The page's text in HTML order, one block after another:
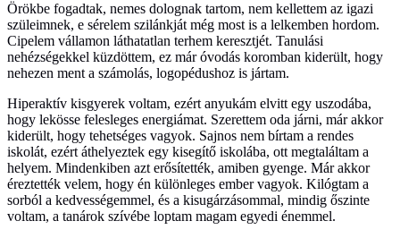
Örökbe fogadtak, nemes dolognak tartom, nem kellettem az igazi
szüleimnek, e sérelem szilánkját még most is a lelkemben hordom.
Cipelem vállamon láthatatlan terhem keresztjét. Tanulási
nehézségekkel küzdöttem, ez már óvodás koromban kiderült, hogy
nehezen ment a számolás, logopédushoz is jártam.
Hiperaktív kisgyerek voltam, ezért anyukám elvitt egy uszodába,
hogy lekösse felesleges energiámat. Szerettem oda járni, már akkor
kiderült, hogy tehetséges vagyok. Sajnos nem bírtam a rendes
iskolát, ezért áthelyeztek egy kisegítő iskolába, ott megtaláltam a
helyem. Mindenkiben azt erősítették, amiben gyenge. Már akkor
éreztették velem, hogy én különleges ember vagyok. Kilógtam a
sorból a kedvességemmel, és a kisugárzásommal, mindig őszinte
voltam, a tanárok szívébe loptam magam egyedi énemmel.